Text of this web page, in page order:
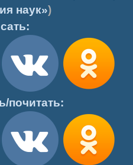
наук»)
почитать: